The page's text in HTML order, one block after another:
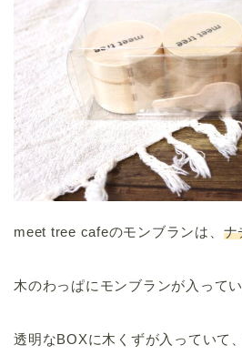
meet tree cafeのモンブランは、 ナ
木のわっぱにモンブランが入って
透明なBOXに木くずが入っていて